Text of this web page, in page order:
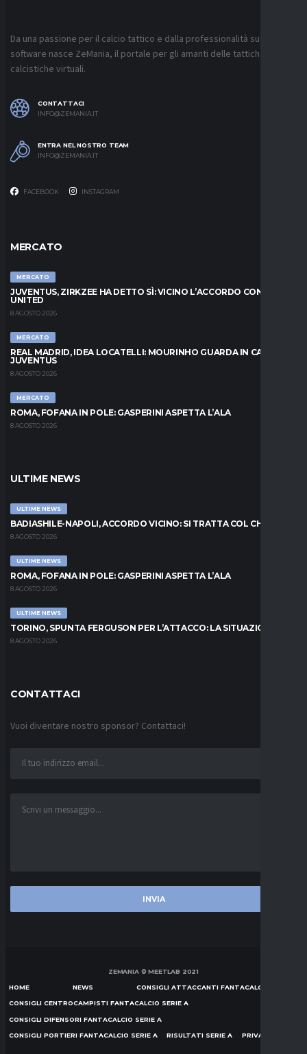
Da una passione per il calcio tattico e dalla professionalità sui
software nasce ZeMania, il portale per gli amanti delle tattiche
calcistiche virtuali.
CONTATTACI
INFO@ZEMANIA.IT
ENTRA NEL NOSTRO TEAM
INFO@ZEMANIA.IT
FACEBOOK INSTAGRAM
MERCATO
MERCATO
JUVENTUS, ZIRKZEE HA DETTO SÌ: VICINO L’ACCORDO CON LO
UNITED
8 AGOSTO 2026
MERCATO
REAL MADRID, IDEA LOCATELLI: MOURINHO GUARDA IN CASA
JUVENTUS
8 AGOSTO 2026
MERCATO
ROMA, FOFANA IN POLE: GASPERINI ASPETTA L’ALA
8 AGOSTO 2026
ULTIME NEWS
ULTIME NEWS
BADIASHILE-NAPOLI, ACCORDO VICINO: SI TRATTA COL CHELSEA
8 AGOSTO 2026
ULTIME NEWS
ROMA, FOFANA IN POLE: GASPERINI ASPETTA L’ALA
8 AGOSTO 2026
ULTIME NEWS
TORINO, SPUNTA FERGUSON PER L’ATTACCO: LA SITUAZIONE
8 AGOSTO 2026
CONTATTACI
Vuoi diventare nostro sponsor? Contattaci!
ZEMANIA © MEETLAB 2021
HOME NEWS CONSIGLI ATTACCANTI FANTACALCIO SERIE A
CONSIGLI CENTROCAMPISTI FANTACALCIO SERIE A
CONSIGLI DIFENSORI FANTACALCIO SERIE A
CONSIGLI PORTIERI FANTACALCIO SERIE A RISULTATI SERIE A PRIVACY POLICY